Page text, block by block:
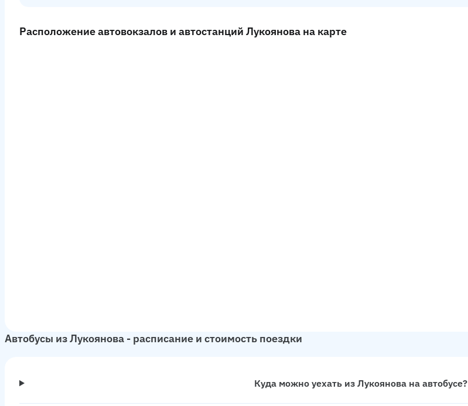
Расположение автовокзалов и автостанций Лукоянова на карте
Автобусы из Лукоянова - расписание и стоимость поездки
Куда можно уехать из Лукоянова на автобусе?